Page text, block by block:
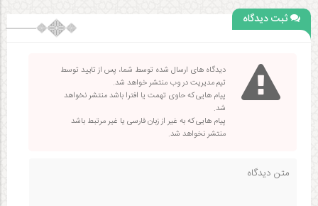
ثبت دیدگاه
دیدگاه های ارسال شده توسط شما، پس از تایید توسط
تیم مدیریت در وب منتشر خواهد شد.
پیام هایی که حاوی تهمت یا افترا باشد منتشر نخواهد
شد.
پیام هایی که به غیر از زبان فارسی یا غیر مرتبط باشد
منتشر نخواهد شد.